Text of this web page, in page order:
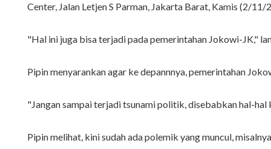
Center, Jalan Letjen S Parman, Jakarta Barat, Kamis (2/11/
"Hal ini juga bisa terjadi pada pemerintahan Jokowi-JK,"
Pipin menyarankan agar ke depannnya, pemerintahan
"Jangan sampai terjadi tsunami politik, disebabkan hal-hal
Pipin melihat, kini sudah ada polemik yang muncul,